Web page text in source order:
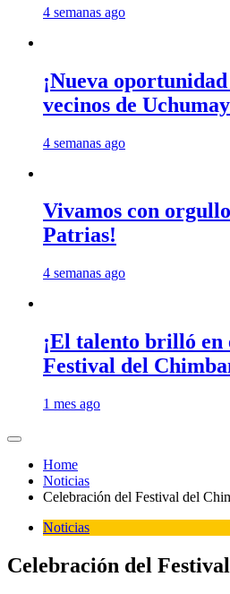
4 semanas ago
¡Nueva
vecinos de
4 semanas ago
Vivamos con
Patrias!
4 semanas ago
¡El talento brilló en
Festival del
1 mes ago
Home
Noticias
Celebración del Festival del
Noticias
Celebración del